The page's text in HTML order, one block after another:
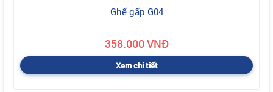
Ghế gấp G04
358.000 VNĐ
Xem chi tiết